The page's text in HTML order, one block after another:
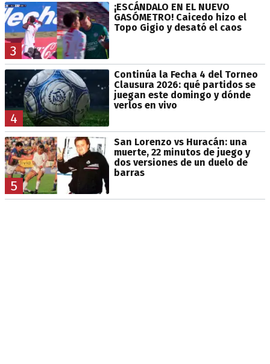
3
¡ESCÁNDALO EN EL NUEVO
GASÓMETRO! Caicedo hizo el
Topo Gigio y desató el caos
4
Continúa la Fecha 4 del Torneo
Clausura 2026: qué partidos se
juegan este domingo y dónde
verlos en vivo
5
San Lorenzo vs Huracán: una
muerte, 22 minutos de juego y
dos versiones de un duelo de
barras